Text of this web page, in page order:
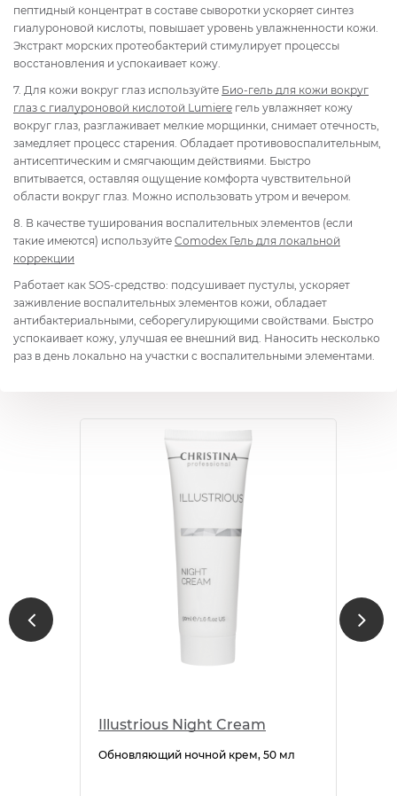
пептидный концентрат в составе сыворотки ускоряет синтез
гиалуроновой кислоты, повышает уровень увлажненности кожи.
Экстракт морских протеобактерий стимулирует процессы
восстановления и успокаивает кожу.
7. Для кожи вокруг глаз используйте Био-гель для кожи вокруг
глаз с гиалуроновой кислотой Lumiere гель увлажняет кожу
вокруг глаз, разглаживает мелкие морщинки, снимает отечность,
замедляет процесс старения. Обладает противовоспалительным,
антисептическим и смягчающим действиями. Быстро
впитывается, оставляя ощущение комфорта чувствительной
области вокруг глаз. Можно использовать утром и вечером.
8. В качестве туширования воспалительных элементов (если
такие имеются) используйте Comodex Гель для локальной
коррекции
Работает как SOS-средство: подсушивает пустулы, ускоряет
заживление воспалительных элементов кожи, обладает
антибактериальными, себорегулирующими свойствами. Быстро
успокаивает кожу, улучшая ее внешний вид. Наносить несколько
раз в день локально на участки с воспалительными элементами.
Illustrious Night Cream
Обновляющий ночной крем, 50 мл